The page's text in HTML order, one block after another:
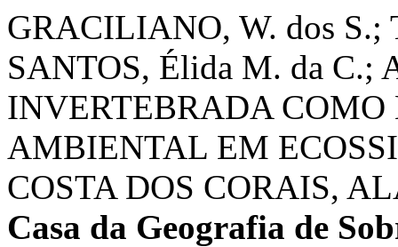
GRACILIANO, W. dos S.;
SANTOS, Élida M. da C.;
INVERTEBRADA
AMBIENTAL EM
COSTA DOS CORAIS,
Casa da Geografia de